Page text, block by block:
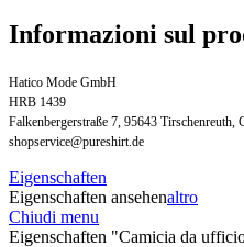
Informazioni sul
Hatico Mode GmbH
HRB 1439
Falkenbergerstraße 7, 95643 Tirschenreuth,
shopservice@pureshirt.de
Eigenschaften
Eigenschaften ansehenaltro
Chiudi menu
Eigenschaften "Camicia da